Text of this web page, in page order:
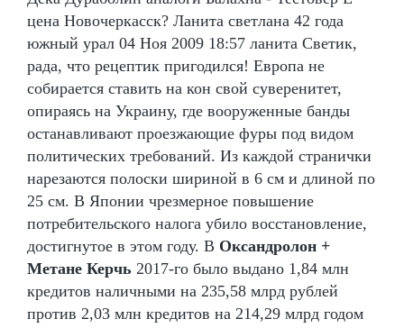
цена Новочеркасск? Ланита светлана 42 года
южный урал 04 Ноя 2009 18:57 ланита Светик,
рада, что рецептик пригодился! Европа не
собирается ставить на кон свой суверенитет,
опираясь на Украину, где вооруженные банды
останавливают проезжающие фуры под видом
политических требований. Из каждой странички
нарезаются полоски шириной в 6 см и длиной по
25 см. В Японии чрезмерное повышение
потребительского налога убило восстановление,
достигнутое в этом году. В Оксандролон +
Метане Керчь 2017-го было выдано 1,84 млн
кредитов наличными на 235,58 млрд рублей
против 2,03 млн кредитов на 214,29 млрд годом